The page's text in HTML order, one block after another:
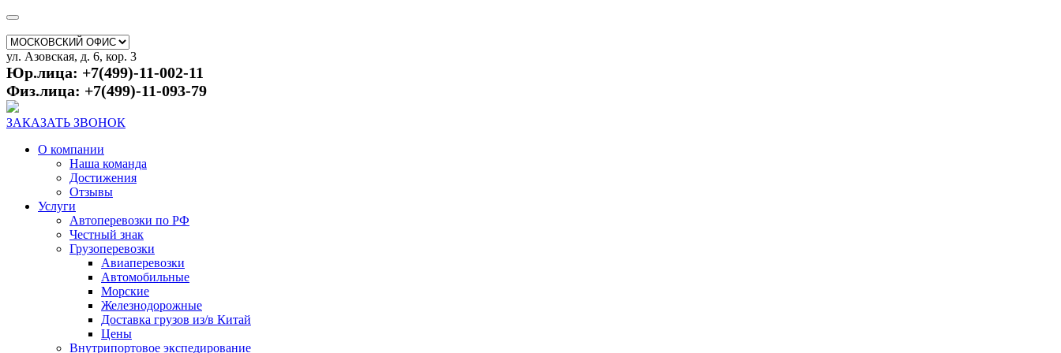
ул. Азовская, д. 6, кор. 3
Юр.лица: +7(499)-11-002-11
Физ.лица: +7(499)-11-093-79
ЗАКАЗАТЬ ЗВОНОК
О компании
Наша команда
Достижения
Отзывы
Услуги
Автоперевозки по РФ
Честный знак
Грузоперевозки
Авиаперевозки
Автомобильные
Морские
Железнодорожные
Доставка грузов из/в Китай
Цены
Внутрипортовое экспедирование